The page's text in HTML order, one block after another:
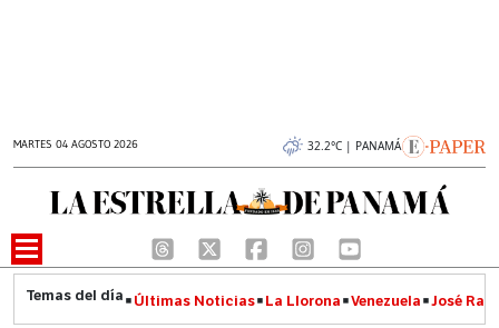
MARTES 04 AGOSTO 2026 32.2°C | PANAMÁ
Últimas Noticias La Llorona Venezuela José